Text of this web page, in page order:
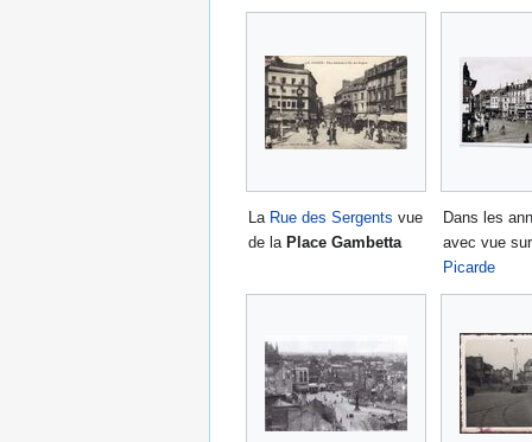
La Rue des Sergents vue
de la Place Gambetta
Dans les
avec vue
Picarde